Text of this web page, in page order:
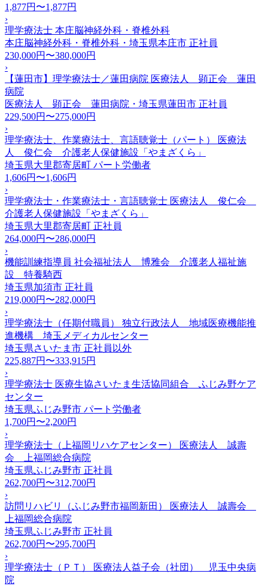
1,877円〜1,877円
›
理学療法士 本庄脳神経外科・脊椎外科
本庄脳神経外科・脊椎外科・埼玉県本庄市 正社員
230,000円〜380,000円
›
【蓮田市】理学療法士／蓮田病院 医療法人 顕正会 蓮田
病院
医療法人 顕正会 蓮田病院・埼玉県蓮田市 正社員
229,500円〜275,000円
›
理学療法士、作業療法士、言語聴覚士（パート） 医療法
人 俊仁会 介護老人保健施設「やまざくら」
埼玉県大里郡寄居町 パート労働者
1,606円〜1,606円
›
理学療法士・作業療法士・言語聴覚士 医療法人 俊仁会
介護老人保健施設「やまざくら」
埼玉県大里郡寄居町 正社員
264,000円〜286,000円
›
機能訓練指導員 社会福祉法人 博雅会 介護老人福祉施
設 特養騎西
埼玉県加須市 正社員
219,000円〜282,000円
›
理学療法士（任期付職員） 独立行政法人 地域医療機能推
進機構 埼玉メディカルセンター
埼玉県さいたま市 正社員以外
225,887円〜333,915円
›
理学療法士 医療生協さいたま生活協同組合 ふじみ野ケア
センター
埼玉県ふじみ野市 パート労働者
1,700円〜2,200円
›
理学療法士（上福岡リハケアセンター） 医療法人 誠壽
会 上福岡総合病院
埼玉県ふじみ野市 正社員
262,700円〜312,700円
›
訪問リハビリ（ふじみ野市福岡新田） 医療法人 誠壽会
上福岡総合病院
埼玉県ふじみ野市 正社員
262,700円〜295,700円
›
理学療法士（ＰＴ） 医療法人益子会（社団） 児玉中央病
院